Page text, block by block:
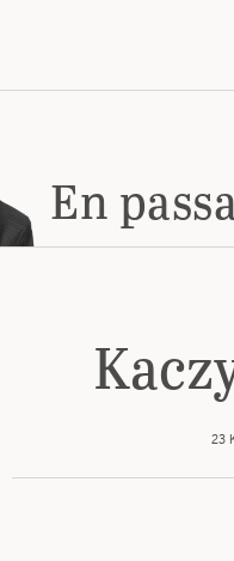
En
23